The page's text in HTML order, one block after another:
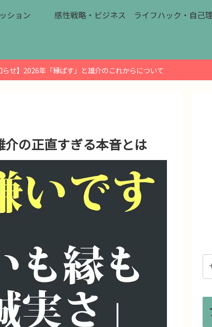
ション 感性戦略・ビジネス ライフハック・自己
らせ】2026年「縁ぱす」と雄介のこれからについて
の正直すぎる本音とは